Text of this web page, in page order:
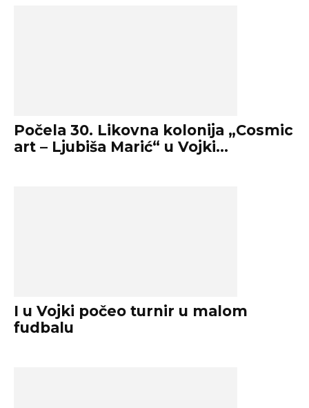
Počela 30. Likovna kolonija „Cosmic
art – Ljubiša Marić“ u Vojki...
I u Vojki počeo turnir u malom
fudbalu